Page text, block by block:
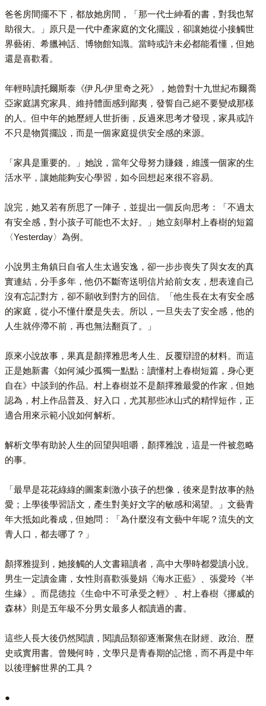
爸爸房間擺不下，都放她房間，「那一代士紳看的書，對我也幫
助很大。」原只是一代中產家庭的文化擺設，卻讓她從小接觸世
界藝術、希臘神話、博物館知識。當時或許未必都能看懂，但她
還是喜歡看。
年輕時讀托爾斯泰《伊凡‧伊里奇之死》，她曾對十九世紀布爾喬
亞家庭講究家具、維持體面感到鄙夷，發誓自己絕不要變成那樣
的人。但中年的她歷經人世折衝，反過來思考才發現，家具或許
不只是物質擺設，而是一個家庭提供安全感的來源。
「家具是重要的。」她說，當年父母努力賺錢，維護一個家的生
活水平，讓她能夠安心學習，如今回想起來很不容易。
說完，她又若有所思了一陣子，並提出一個反向思考：「不過太
有安全感，對小孩子可能也不太好。」她立刻舉村上春樹的短篇
〈Yesterday〉為例。
小說男主角鎮日自省人生太過安逸，卻一步步喪失了與女友的真
實連結，分手多年，他仍不斷寄送明信片給前女友，想表達自己
沒有忘記對方，卻不願收到對方的回信。「他生長在太有安全感
的家庭，從小不懂什麼是失去。所以，一旦失去了安全感，他的
人生就停滯不前，再也無法翻頁了。」
原來小說故事，果真是顏擇雅思考人生、反覆辯證的材料。而這
正是她新書《如何減少孤獨一點點：讀懂村上春樹短篇，身心更
自在》中談到的作品。村上春樹並不是顏擇雅最愛的作家，但她
認為，村上作品普及、好入口，尤其那些冰山式的精悍短作，正
適合用來示範小說如何解析。
解析文學有助於人生的回望與咀嚼，顏擇雅說，這是一件被忽略
的事。
「最早是花花綠綠的圖案刺激小孩子的想像，後來是對故事的熱
愛；上學後學習語文，產生對美好文字的敏感和渴望。」文藝青
年大抵如此養成，但她問：「為什麼沒有文藝中年呢？流失的文
青人口，都去哪了？」
顏擇雅提到，她接觸的人文書籍讀者，高中大學時都愛讀小說。
男生一定讀金庸，女性則喜歡張曼娟《海水正藍》、張愛玲《半
生緣》。而昆德拉《生命中不可承受之輕》、村上春樹《挪威的
森林》則是五年級不分男女最多人都讀過的書。
這些人長大後仍然閱讀，閱讀品類卻逐漸聚焦在財經、政治、歷
史或實用書。曾幾何時，文學只是青春期的記憶，而不再是中年
以後理解世界的工具？
●